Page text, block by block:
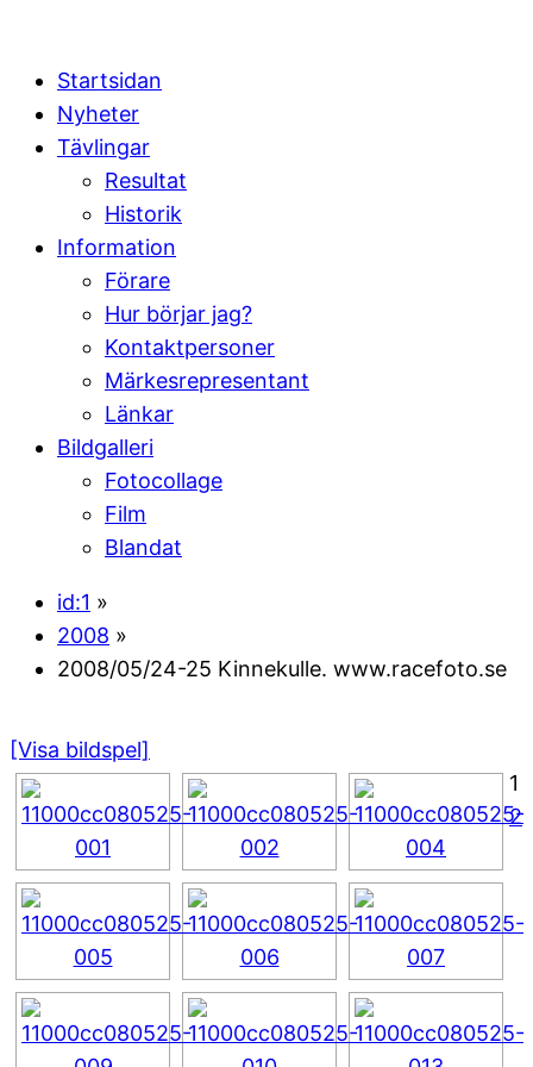
Startsidan
Nyheter
Tävlingar
Resultat
Historik
Information
Förare
Hur börjar jag?
Kontaktpersoner
Märkesrepresentant
Länkar
Bildgalleri
Fotocollage
Film
Blandat
id:1 »
2008 »
2008/05/24-25 Kinnekulle. www.racefoto.se
[Visa bildspel]
1
2